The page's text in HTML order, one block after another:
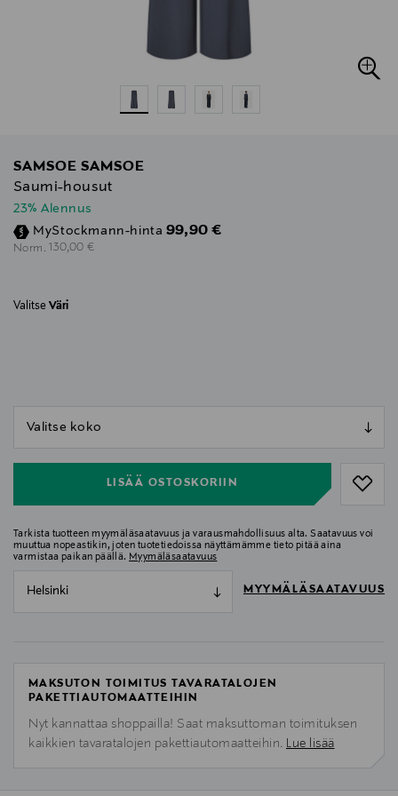
SAMSOE SAMSOE
Saumi-housut
23% Alennus
MyStockmann-hinta Discounted Price
99,90 €
Norm. Original Price
130,00 €
Valitse Väri
LISÄÄ OSTOSKORIIN
Tarkista tuotteen myymäläsaatavuus ja varausmahdollisuus alta. Saatavuus voi
muuttua nopeastikin, joten tuotetiedoissa näyttämämme tieto pitää aina
varmistaa paikan päällä. Myymäläsaatavuus
Helsinki MYYMÄLÄSAATAVUUS
MAKSUTON TOIMITUS TAVARATALOJEN
PAKETTIAUTOMAATTEIHIN
Nyt kannattaa shoppailla! Saat maksuttoman toimituksen
kaikkien tavaratalojen pakettiautomaatteihin. Lue lisää